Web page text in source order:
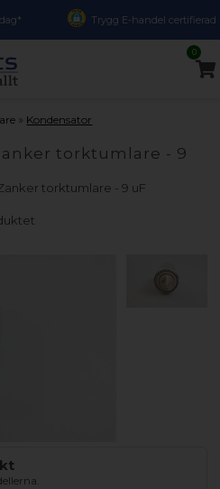
Trygg E-handel certifierad
0
» Kondensator
torktumlare - 9
torktumlare - 9 uF